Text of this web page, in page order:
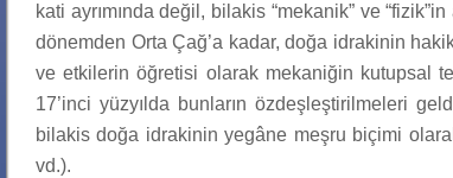
kati ayrımında değil, bilakis “mekanik” ve
dönemden Orta Çağ’a kadar, doğa idrakinin
ve etkilerin öğretisi olarak mekaniğin kutupsal
17’inci yüzyılda bunların özdeşleştirilmeleri
bilakis doğa idrakinin yegâne meşru biçimi
vd.).